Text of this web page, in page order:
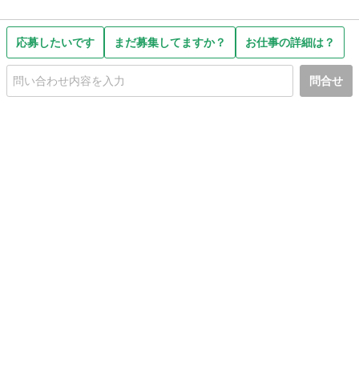
応募したいです まだ募集してますか？ お仕事の詳細は？
問合せ